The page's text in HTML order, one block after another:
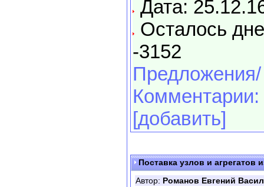
Дата:
Осталось
-3152
Предложения/
Комментарии:
[добавить]
Поставка узлов и агрегатов
Автор: Романов Евгений